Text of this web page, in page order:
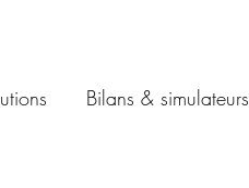
Bilans & simulateurs